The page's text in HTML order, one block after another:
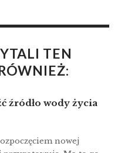
TEN
źródło wody życia
nowej